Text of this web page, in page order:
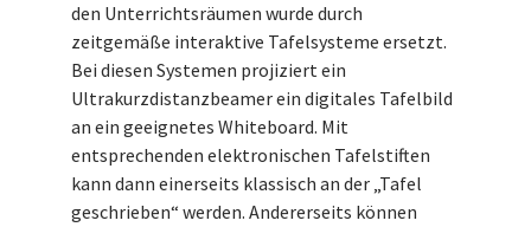
den Unterrichtsräumen wurde durch
zeitgemäße interaktive Tafelsysteme ersetzt.
Bei diesen Systemen projiziert ein
Ultrakurzdistanzbeamer ein digitales Tafelbild
an ein geeignetes Whiteboard. Mit
entsprechenden elektronischen Tafelstiften
kann dann einerseits klassisch an der „Tafel
geschrieben“ werden. Andererseits können